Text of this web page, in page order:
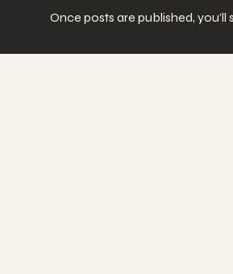
Once posts are published, you’ll